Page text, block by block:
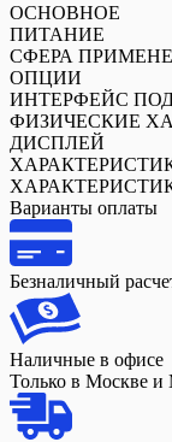
ОСНОВНОЕ
ПИТАНИЕ
СФЕРА
ОПЦИИ
ИНТЕРФЕЙС
ФИЗИЧЕСКИЕ
ДИСПЛЕЙ
Варианты оплаты
Безналичный
Наличные в офисе
Только в Москве